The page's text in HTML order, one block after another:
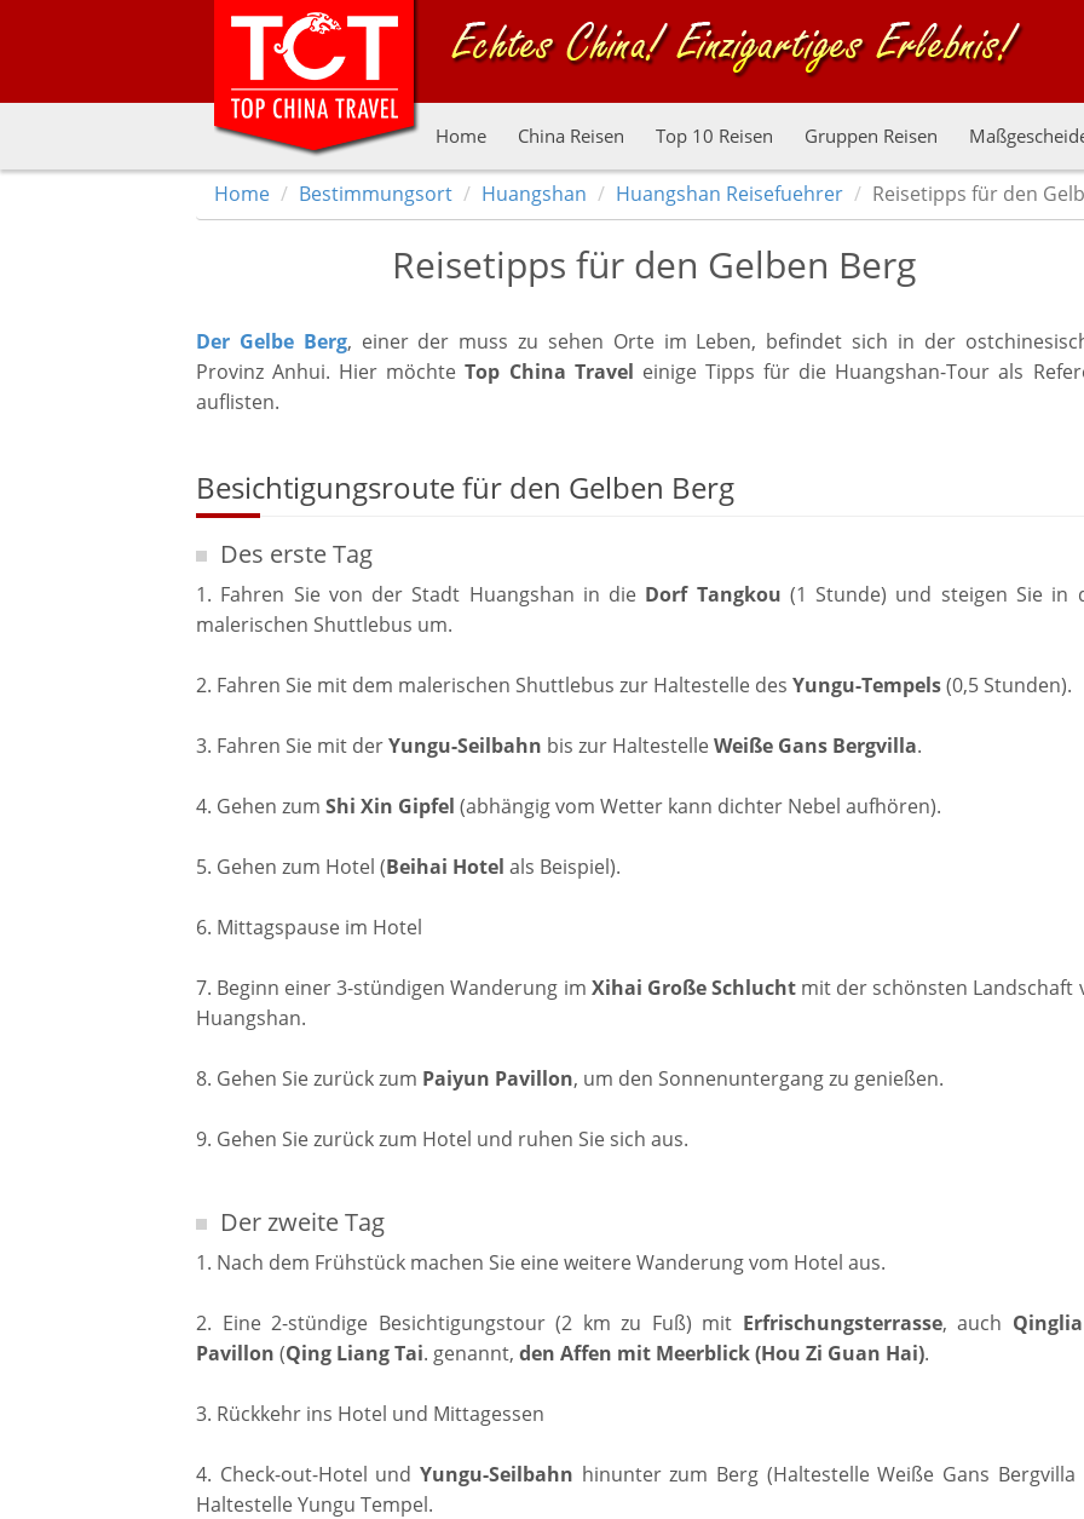
Home China Reisen Top 10 Reisen Gruppen Reisen
Home Bestimmungsort Huangshan Huangshan Reisefuehrer Reisetipps für den
Reisetipps für den Gelben Berg
Der Gelbe Berg, einer der muss zu sehen Orte im Leben, befindet sich in der
Provinz Anhui. Hier möchteTop China Travel einige Tipps für die Huangshan-Tour als
auflisten.
Besichtigungsroute für den Gelben Berg
Des erste Tag
1. Fahren Sie von der Stadt Huangshan in die Dorf Tangkou (1 Stunde) und steigen Sie in
malerischen Shuttlebus um.
2. Fahren Sie mit dem malerischen Shuttlebus zur Haltestelle des Yungu-Tempels(0,5 Stunden).
3. Fahren Sie mit derYungu-Seilbahn bis zur HaltestelleWeiße Gans Bergvilla.
4. Gehen zum Shi Xin Gipfel (abhängig vom Wetter kann dichter Nebel aufhören).
5. Gehen zum Hotel (Beihai Hotel als Beispiel).
6. Mittagspause im Hotel
7. Beginn einer 3-stündigen Wanderung im Xihai GroßeSchluchtmit der schönsten Landschaft
Huangshan.
8. Gehen Sie zurück zum Paiyun Pavillon, um den Sonnenuntergang zu genießen.
9. Gehen Sie zurück zum Hotel und ruhen Sie sich aus.
Der zweite Tag
1. Nach dem Frühstück machen Sie eine weitere Wanderung vom Hotel aus.
2. Eine 2-stündige Besichtigungstour (2 km zu Fuß) mit Erfrischungsterrasse, auch
Pavillon (Qing LiangTai. genannt, den Affen mit Meerblick (Hou Zi Guan Hai).
3. Rückkehr ins Hotel und Mittagessen
4. Check-out-Hotel undYungu-Seilbahn hinunter zum Berg (Haltestelle Weiße Gans Bergvilla
Haltestelle Yungu Tempel.